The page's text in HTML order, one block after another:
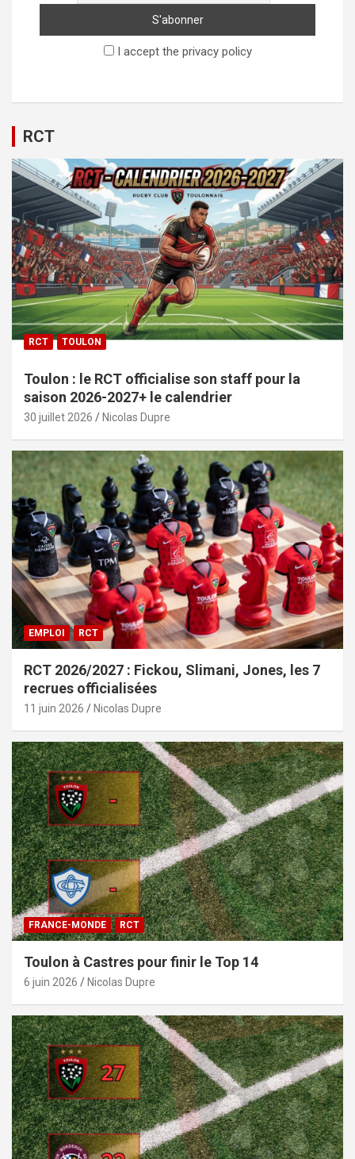
I accept the privacy policy
RCT
RCT TOULON
Toulon : le RCT officialise son staff pour la
saison 2026-2027+ le calendrier
30 juillet 2026 Nicolas Dupre
EMPLOI RCT
RCT 2026/2027 : Fickou, Slimani, Jones, les 7
recrues officialisées
11 juin 2026 Nicolas Dupre
FRANCE-MONDE RCT
Toulon à Castres pour finir le Top 14
6 juin 2026 Nicolas Dupre